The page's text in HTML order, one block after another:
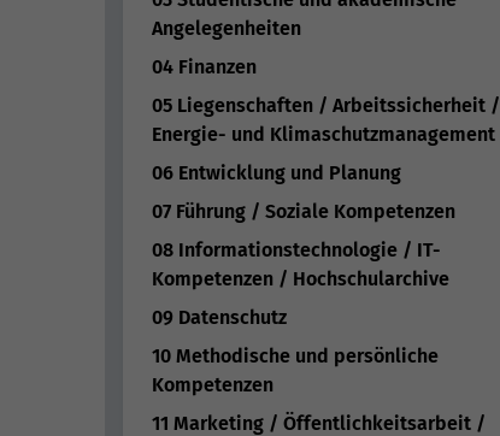
Angelegenheiten
04 Finanzen
05 Liegenschaften / Arbeitssicherheit /
Energie- und Klimaschutzmanagement
06 Entwicklung und Planung
07 Führung / Soziale Kompetenzen
08 Informationstechnologie / IT-
Kompetenzen / Hochschularchive
09 Datenschutz
10 Methodische und persönliche
Kompetenzen
11 Marketing / Öffentlichkeitsarbeit /